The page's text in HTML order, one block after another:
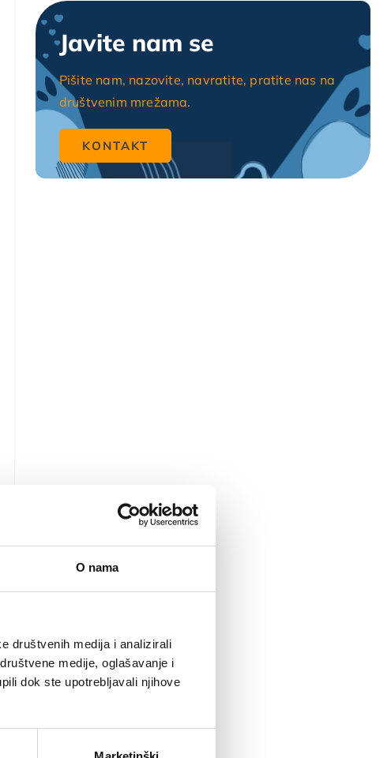
O nama
društvenih medija i analizirali
medije, oglašavanje i
dok ste upotrebljavali njihove
Javite nam se
Pišite nam, nazovite, navratite, pratite nas na
društvenim mrežama.
KONTAKT